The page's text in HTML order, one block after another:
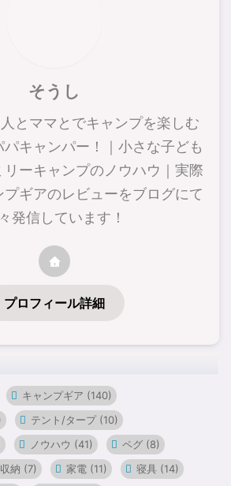
そうし
とママとでキャンプを楽しむ
キャンパー！｜小さな子ども
リーキャンプのノウハウ｜実際
ギアのレビューをブログにて
発信しています！
プロフィール詳細
キャンプギア (140)
テント/タープ(10)
ノウハウ (41) ペグ (8)
収納 (7) 家電 (11) 寝具 (14)